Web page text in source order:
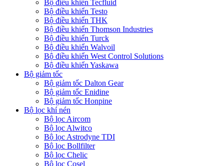
Bộ điều khiển Tecfluid
Bộ điều khiển Testo
Bộ điều khiển THK
Bộ điều khiển Thomson Industries
Bộ điều khiển Turck
Bộ điều khiển Walvoil
Bộ điều khiển West Control Solutions
Bộ điều khiển Yaskawa
Bộ giảm tốc
Bộ giảm tốc Dalton Gear
Bộ giảm tốc Enidine
Bộ giảm tốc Honpine
Bộ lọc khí nén
Bộ lọc Aircom
Bộ lọc Alwitco
Bộ lọc Astrodyne TDI
Bộ lọc Bollfilter
Bộ lọc Chelic
Bộ lọc Cosel